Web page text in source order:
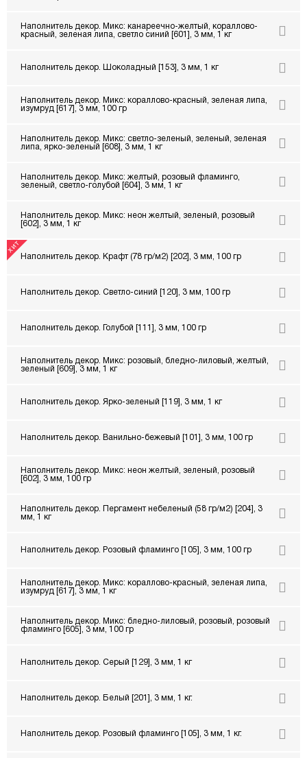
Наполнитель декор. Микс: канареечно-желтый, кораллово-
красный, зеленая липа, светло синий [601], 3 мм, 1 кг
Наполнитель декор. Шоколадный [153], 3 мм, 1 кг
Наполнитель декор. Микс: кораллово-красный, зеленая липа,
изумруд [617], 3 мм, 100 гр
Наполнитель декор. Микс: светло-зеленый, зеленый, зеленая
липа, ярко-зеленый [608], 3 мм, 1 кг
Наполнитель декор. Микс: желтый, розовый фламинго,
зеленый, светло-голубой [604], 3 мм, 1 кг
Наполнитель декор. Микс: неон желтый, зеленый, розовый
[602], 3 мм, 1 кг
Наполнитель декор. Крафт (78 гр/м2) [202], 3 мм, 100 гр
Наполнитель декор. Светло-синий [120], 3 мм, 100 гр
Наполнитель декор. Голубой [111], 3 мм, 100 гр
Наполнитель декор. Микс: розовый, бледно-лиловый, желтый,
зеленый [609], 3 мм, 1 кг
Наполнитель декор. Ярко-зеленый [119], 3 мм, 1 кг
Наполнитель декор. Ванильно-бежевый [101], 3 мм, 100 гр
Наполнитель декор. Микс: неон желтый, зеленый, розовый
[602], 3 мм, 100 гр
Наполнитель декор. Пергамент небеленый (58 гр/м2) [204], 3
мм, 1 кг
Наполнитель декор. Розовый фламинго [105], 3 мм, 100 гр
Наполнитель декор. Микс: кораллово-красный, зеленая липа,
изумруд [617], 3 мм, 1 кг
Наполнитель декор. Микс: бледно-лиловый, розовый, розовый
фламинго [605], 3 мм, 100 гр
Наполнитель декор. Серый [129], 3 мм, 1 кг
Наполнитель декор. Белый [201], 3 мм, 1 кг.
Наполнитель декор. Розовый фламинго [105], 3 мм, 1 кг.